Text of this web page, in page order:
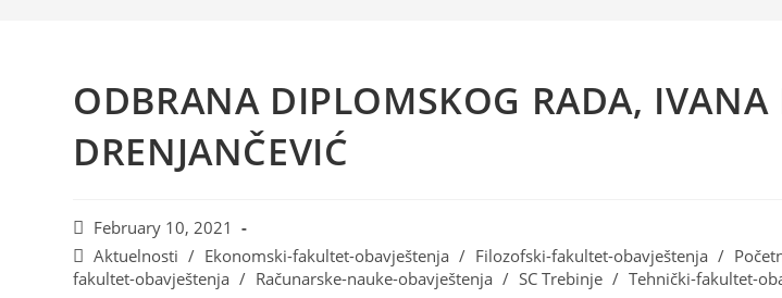
ODBRANA DIPLOMSKOG RADA, IVANA
DRENJANČEVIĆ
February 10, 2021
Aktuelnosti / Ekonomski-fakultet-obavještenja / Filozofski-fakultet-obavještenja /
fakultet-obavještenja / Računarske-nauke-obavještenja / SC Trebinje / Tehnički-fakultet-